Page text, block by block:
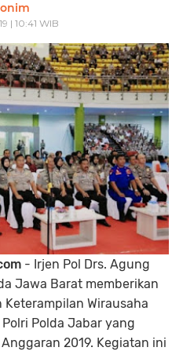
| 10:41 WIB
- Irjen Pol Drs. Agung
Jawa Barat memberikan
Wirausaha
Polda Jabar yang
2019. Kegiatan ini